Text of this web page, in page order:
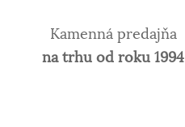
Kamenná predajňa
na trhu od roku 1994